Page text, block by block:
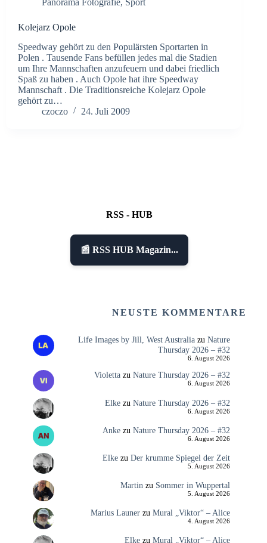
Kolejarz Opole
Speedway gehört zu den Populärsten Sportarten in
Polen . Tausende Fans befüllen jedes mal die Stadien
um Ihre Mannschaften anzufeuern und dabei friedlich
Spaß zu haben . Auch Opole hat ihre Speedway
Mannschaft . Die Traditionsreiche Kolejarz Opole
gehört zu…
czoczo
24. Juli 2009
RSS - HUB
📰 RSS HUB Magazin...
NEUSTE KOMMENTARE
Life Images by Jill, West Australiazu Nature
Thursday 2026 – #32
6. August 2026
Violettazu Nature Thursday 2026 – #32
6. August 2026
Elkezu Nature Thursday 2026 – #32
6. August 2026
Ankezu Nature Thursday 2026 – #32
6. August 2026
Elkezu Der krumme Spiegel der Zeit
5. August 2026
Martin zu Sommer in Wuppertal
5. August 2026
Marius Launerzu Mural „Viktor“ – Alice
4. August 2026
Elkezu Mural „Viktor“ – Alice